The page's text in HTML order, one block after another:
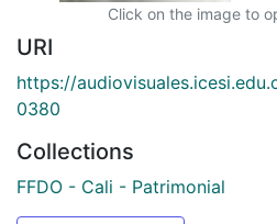
Click on the image to
URI
https://
0380
Collections
FFDO - Cali - Patrimonial